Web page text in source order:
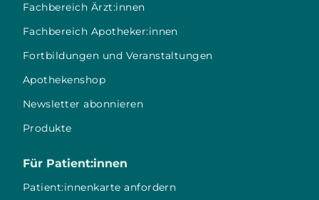
Fachbereich Ärzt:innen
Fachbereich Apotheker:innen
Fortbildungen und Veranstaltungen
Apothekenshop
Newsletter abonnieren
Produkte
Für Patient:innen
Patient:innenkarte anfordern